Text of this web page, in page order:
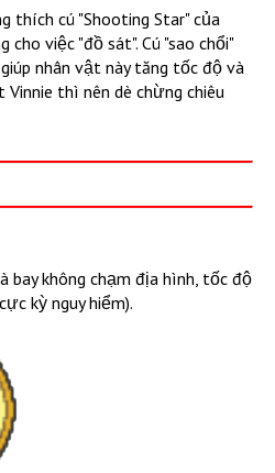
thích cú "Shooting Star" của
cho việc "đồ sát". Cú "sao chổi"
nhân vật này tăng tốc độ và
thì nên dè chừng chiêu
bay không chạm địa hình, tốc độ
kỳ nguy hiểm).